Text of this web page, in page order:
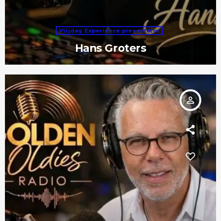
Vrijdag Experience presentator
Hans Groters
person_outline